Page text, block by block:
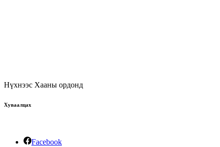
Нүхнээс Хааны ордонд
Хуваалцах
Facebook